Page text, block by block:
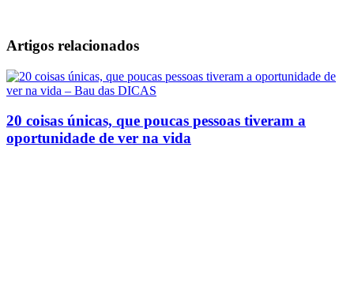
Artigos relacionados
20 coisas únicas, que poucas pessoas tiveram a
oportunidade de ver na vida